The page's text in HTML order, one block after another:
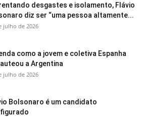
desgastes e isolamento, Flávio
diz ser “uma pessoa altamente...
julho de 2026
como a jovem e coletiva Espanha
a Argentina
julho de 2026
Bolsonaro é um candidato